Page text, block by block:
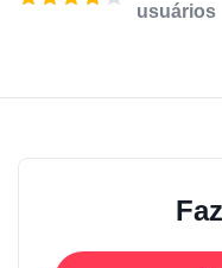
usuários